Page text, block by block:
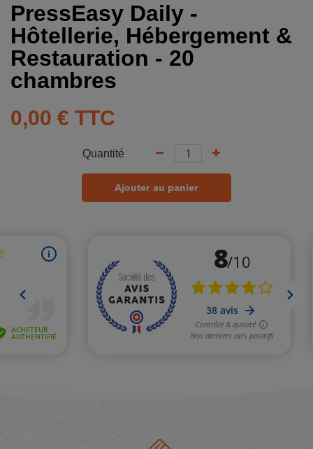
PressEasy Daily -
Hôtellerie, Hébergement &
Restauration - 20
chambres
0,00 € TTC
Quantité
Ajouter au panier